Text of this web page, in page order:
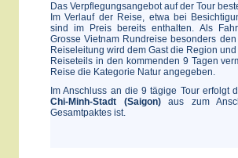
Das Verpflegungsangebot auf der Tour
Im Verlauf der Reise, etwa bei
sind im Preis bereits enthalten. Als
Grosse Vietnam Rundreise besonders
Reiseleitung wird dem Gast die Region
Reiseteils in den kommenden 9 Tagen
Reise die Kategorie Natur angegeben.
Im Anschluss an die 9 tägige Tour erfolgt
Chi-Minh-Stadt (Saigon)aus zum
Gesamtpaktes ist.